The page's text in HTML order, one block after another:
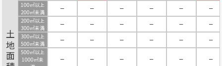
土地面積
100㎡以上
200㎡未満
－ － － － －
－
200㎡以上
300㎡未満
－ － － － －
－
300㎡以上
500㎡未満
－ － － － －
－
500㎡以上
1000㎡未
－ － － － － －